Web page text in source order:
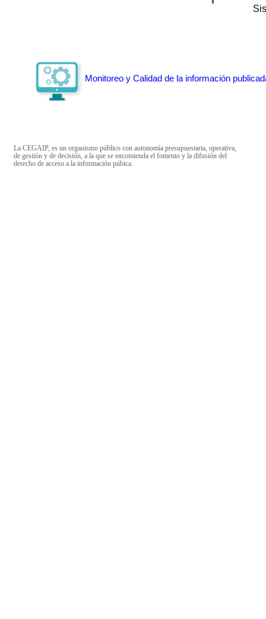
Monitoreo y Calidad de la información
La CEGAIP, es un organismo público con autonomía presupuestaria, operativa,
de gestión y de decisión, a la que se encomienda el fomento y la difusión del
derecho de acceso a la información púbica.